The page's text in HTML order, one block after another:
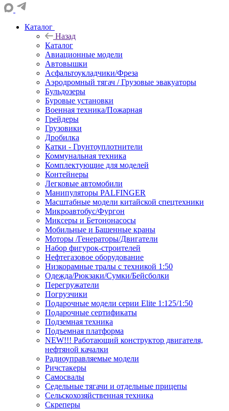
Каталог
Назад
Каталог
Авиационные модели
Автовышки
Асфальтоукладчики/Фреза
Аэродромный тягач / Грузовые эвакуаторы
Бульдозеры
Буровые установки
Военная техника/Пожарная
Грейдеры
Грузовики
Дробилка
Катки - Грунтоуплотнители
Коммунальная техника
Комплектующие для моделей
Контейнеры
Легковые автомобили
Манипуляторы PALFINGER
Масштабные модели китайской спецтехники
Микроавтобус/Фургон
Миксеры и Бетононасосы
Мобильные и Башенные краны
Моторы /Генераторы/Двигатели
Набор фигурок-строителей
Нефтегазовое оборудование
Низкорамные тралы с техникой 1:50
Одежда/Рюкзаки/Сумки/Бейсболки
Перегружатели
Погрузчики
Подарочные модели серии Elite 1:125/1:50
Подарочные сертификаты
Подземная техника
Подъемная платформа
NEW!!! Работающий конструктор двигателя,
нефтяной качалки
Радиоуправляемые модели
Ричстакеры
Самосвалы
Седельные тягачи и отдельные прицепы
Сельскохозяйственная техника
Скреперы